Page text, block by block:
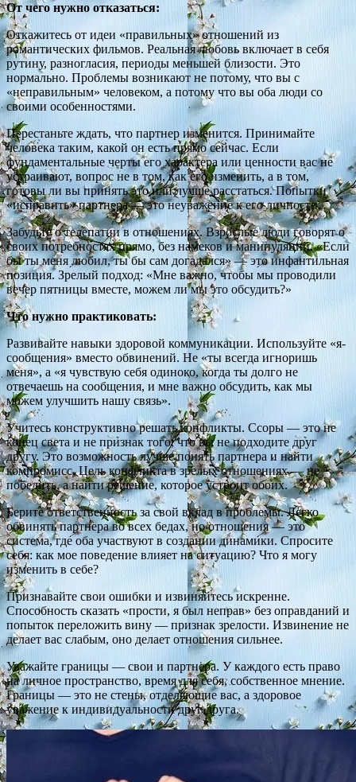
От чего нужно отказаться:
Откажитесь от идеи «правильных» отношений из
романтических фильмов. Реальная любовь включает в себя
рутину, разногласия, периоды меньшей близости. Это
нормально. Проблемы возникают не потому, что вы с
«неправильным» человеком, а потому что вы оба люди со
своими особенностями.
Перестаньте ждать, что партнер изменится. Принимайте
человека таким, какой он есть прямо сейчас. Если
фундаментальные черты его характера или ценности вас не
устраивают, вопрос не в том, как его изменить, а в том,
готовы ли вы принять это или лучше расстаться. Попытки
«исправить» партнера — это неуважение к его личности.
Забудьте о телепатии в отношениях. Взрослые люди говорят о
своих потребностях прямо, без намеков и манипуляций. «Если
бы ты меня любил, ты бы сам догадался» — это инфантильная
позиция. Зрелый подход: «Мне важно, чтобы мы проводили
вечер пятницы вместе, можем ли мы это обсудить?»
Что нужно практиковать:
Развивайте навыки здоровой коммуникации. Используйте «я-
сообщения» вместо обвинений. Не «ты всегда игноришь
меня», а «я чувствую себя одиноко, когда ты долго не
отвечаешь на сообщения, и мне важно обсудить, как мы
можем улучшить нашу связь».
Учитесь конструктивно решать конфликты. Ссоры — это не
конец света и не признак того, что вы не подходите друг
другу. Это возможность лучше понять партнера и найти
компромисс. Цель конфликта в зрелых отношениях — не
победить, а найти решение, которое устроит обоих.
Берите ответственность за свой вклад в проблемы. Легко
обвинять партнера во всех бедах, но отношения — это
система, где оба участвуют в создании динамики. Спросите
себя: как мое поведение влияет на ситуацию? Что я могу
изменить в себе?
Признавайте свои ошибки и извиняйтесь искренне.
Способность сказать «прости, я был неправ» без оправданий и
попыток переложить вину — признак зрелости. Извинение не
делает вас слабым, оно делает отношения сильнее.
Уважайте границы — свои и партнера. У каждого есть право
на личное пространство, время для себя, собственное мнение.
Границы — это не стены, отделяющие вас, а здоровое
уважение к индивидуальности друг друга.